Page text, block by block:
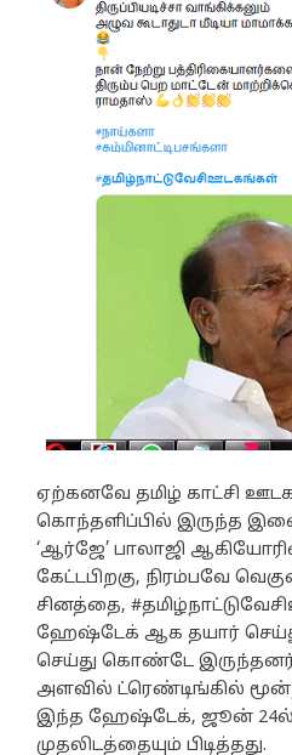
ஏற்கனவே தமிழ் காட்சி
கொந்தளிப்பில் இருந்த
‘ஆர்ஜே’ பாலாஜி
கேட்டபிறகு, நிரம்பவே
சினத்தை,
ஹேஷ்டேக் ஆக தயார்
செய்து கொண்டே இருந்தனர்.
அளவில் ட்ரெண்டிங்கில்
இந்த ஹேஷ்டேக், ஜூன் 24ல்
முதலிடத்தையும் பிடித்தது.